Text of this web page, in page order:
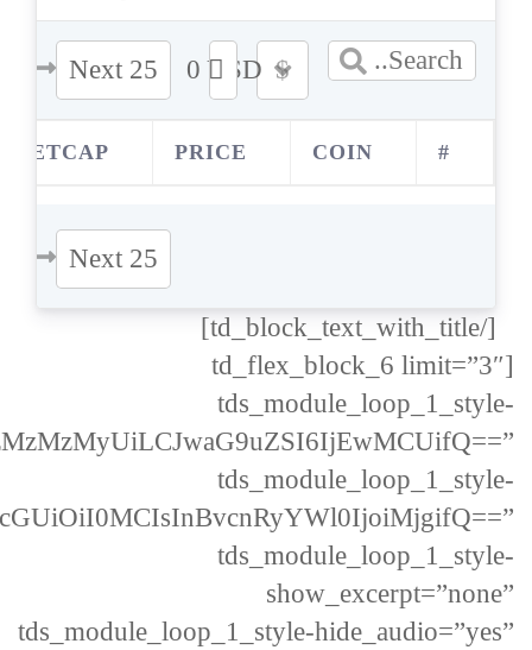
$
0
Next 25
#
COIN
PRICE
Next 25
[/td_block_text_with_title]
[td_flex_block_6 limit=”3″
tds_module_loop_1_style-
tds_module_loop_1_style-
tds_module_loop_1_style-
show_excerpt=”none”
tds_module_loop_1_style-hide_audio=”yes”